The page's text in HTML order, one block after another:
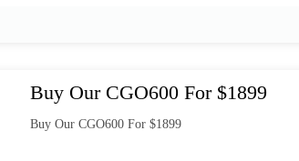
Buy Our CGO600 For $1899
Buy Our CGO600 For $1899